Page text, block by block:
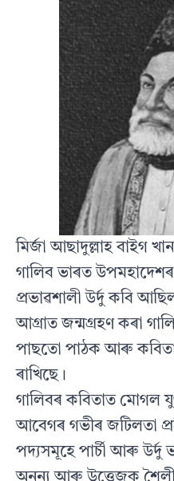
মিৰ্জা আছাদুল্লাহ বাইগ
গালিব ভাৰত
প্ৰভাৱশালী উৰ্দু কবি
আগ্ৰাত জন্মগ্ৰহণ কৰা
পাছতো পাঠক আৰু
ৰাখিছে।
গালিবৰ কবিতাত মোগল
আবেগৰ গভীৰ জটিলতা
পদ্যসমূহে পাৰ্চী আৰু উৰ্দু